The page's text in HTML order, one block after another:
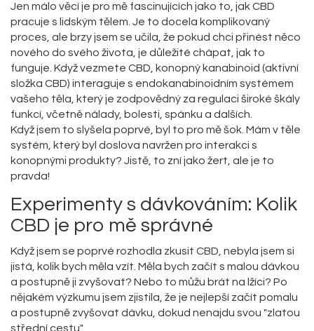
Jen málo věcí je pro mě fascinujících jako to, jak CBD
pracuje s lidským tělem. Je to docela komplikovaný
proces, ale brzy jsem se učila, že pokud chci přinést něco
nového do svého života, je důležité chápat, jak to
funguje. Když vezmete CBD, konopný kanabinoid (aktivní
složka CBD) interaguje s endokanabinoidním systémem
vašeho těla, který je zodpovědný za regulaci široké škály
funkcí, včetně nálady, bolesti, spánku a dalších.
Když jsem to slyšela poprvé, byl to pro mě šok. Mám v těle
systém, který byl doslova navržen pro interakci s
konopnými produkty? Jistě, to zní jako žert, ale je to
pravda!
Experimenty s dávkováním: Kolik
CBD je pro mě správné
Když jsem se poprvé rozhodla zkusit CBD, nebyla jsem si
jistá, kolik bych měla vzít. Měla bych začít s malou dávkou
a postupně ji zvyšovat? Nebo to můžu brát na lžíci? Po
nějakém výzkumu jsem zjistila, že je nejlepší začít pomalu
a postupně zvyšovat dávku, dokud nenajdu svou "zlatou
střední cestu".